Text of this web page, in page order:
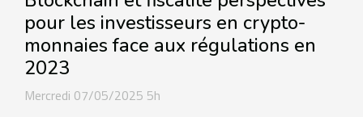
pour les investisseurs en crypto-
monnaies face aux régulations en
2023
Mercredi 07/05/2025 5h